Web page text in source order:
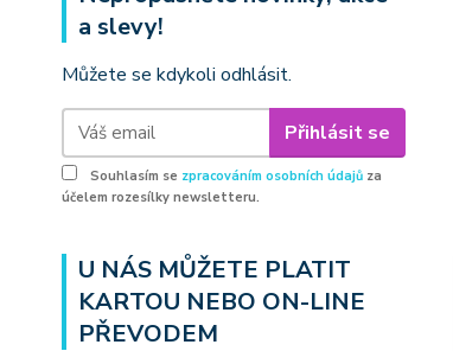
a slevy!
Můžete se kdykoli odhlásit.
Přihlásit se
Souhlasím se zpracováním osobních údajů za
účelem rozesílky newsletteru.
U NÁS MŮŽETE PLATIT
KARTOU NEBO ON-LINE
PŘEVODEM